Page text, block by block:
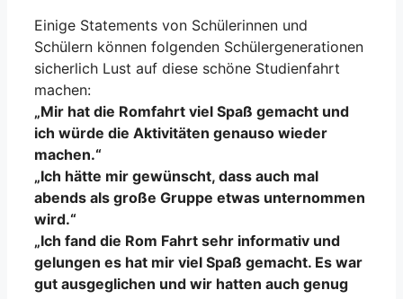
Einige Statements von Schülerinnen und
Schülern können folgenden Schülergenerationen
sicherlich Lust auf diese schöne Studienfahrt
machen:
„Mir hat die Romfahrt viel Spaß gemacht und
ich würde die Aktivitäten genauso wieder
machen.“
„Ich hätte mir gewünscht, dass auch mal
abends als große Gruppe etwas unternommen
wird.“
„Ich fand die Rom Fahrt sehr informativ und
gelungen es hat mir viel Spaß gemacht. Es war
gut ausgeglichen und wir hatten auch genug